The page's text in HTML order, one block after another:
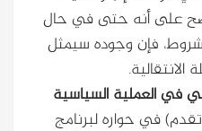
على أنه حتى في حال
فإن وجوده سيمثل
في العملية السياسية
في حواره لبرنامج